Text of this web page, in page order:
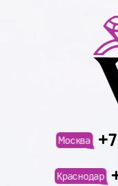
Москва
Краснодар